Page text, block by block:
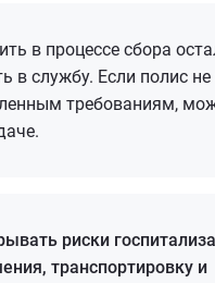
в процессе сбора
в службу. Если полис не
требованиям,
риски
транспортировку и